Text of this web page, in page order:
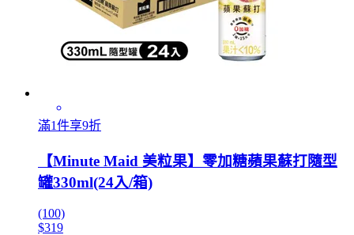
滿1件享9折
【Minute Maid 美粒果】零加糖蘋果蘇打隨型
罐330ml(24入/箱)
(100)
$319